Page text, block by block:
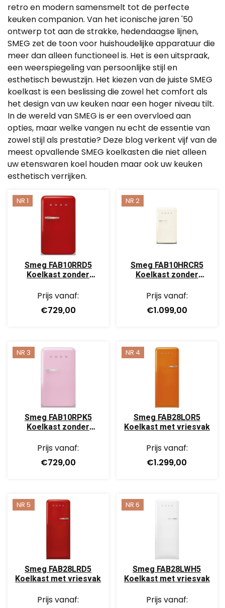
retro en modern samensmelt tot de perfecte
keuken companion. Van het iconische jaren '50
ontwerp tot aan de strakke, hedendaagse lijnen,
SMEG zet de toon voor huishoudelijke apparatuur die
meer dan alleen functioneel is. Het is een uitspraak,
een weerspiegeling van persoonlijke stijl en
esthetisch bewustzijn. Het kiezen van de juiste SMEG
koelkast is een beslissing die zowel het comfort als
het design van uw keuken naar een hoger niveau tilt.
In de wereld van SMEG is er een overvloed aan
opties, maar welke vangen nu echt de essentie van
zowel stijl als prestatie? Deze blog verkent vijf van de
meest opvallende SMEG koelkasten die niet alleen
uw etenswaren koel houden maar ook uw keuken
esthetisch verrijken.
NR 1
Smeg FAB10RRD5
Koelkast zonder
Prijs vanaf:
€729,00
NR 2
Smeg FAB10HRCR5
Koelkast zonder
Prijs vanaf:
€1.099,00
NR 3
Smeg FAB10RPK5
Koelkast zonder
Prijs vanaf:
€729,00
NR 4
Smeg FAB28LOR5
Koelkast met vriesvak
Prijs vanaf:
€1.299,00
NR 5
Smeg FAB28LRD5
Koelkast met vriesvak
Prijs vanaf:
NR 6
Smeg FAB28LWH5
Koelkast met vriesvak
Prijs vanaf: